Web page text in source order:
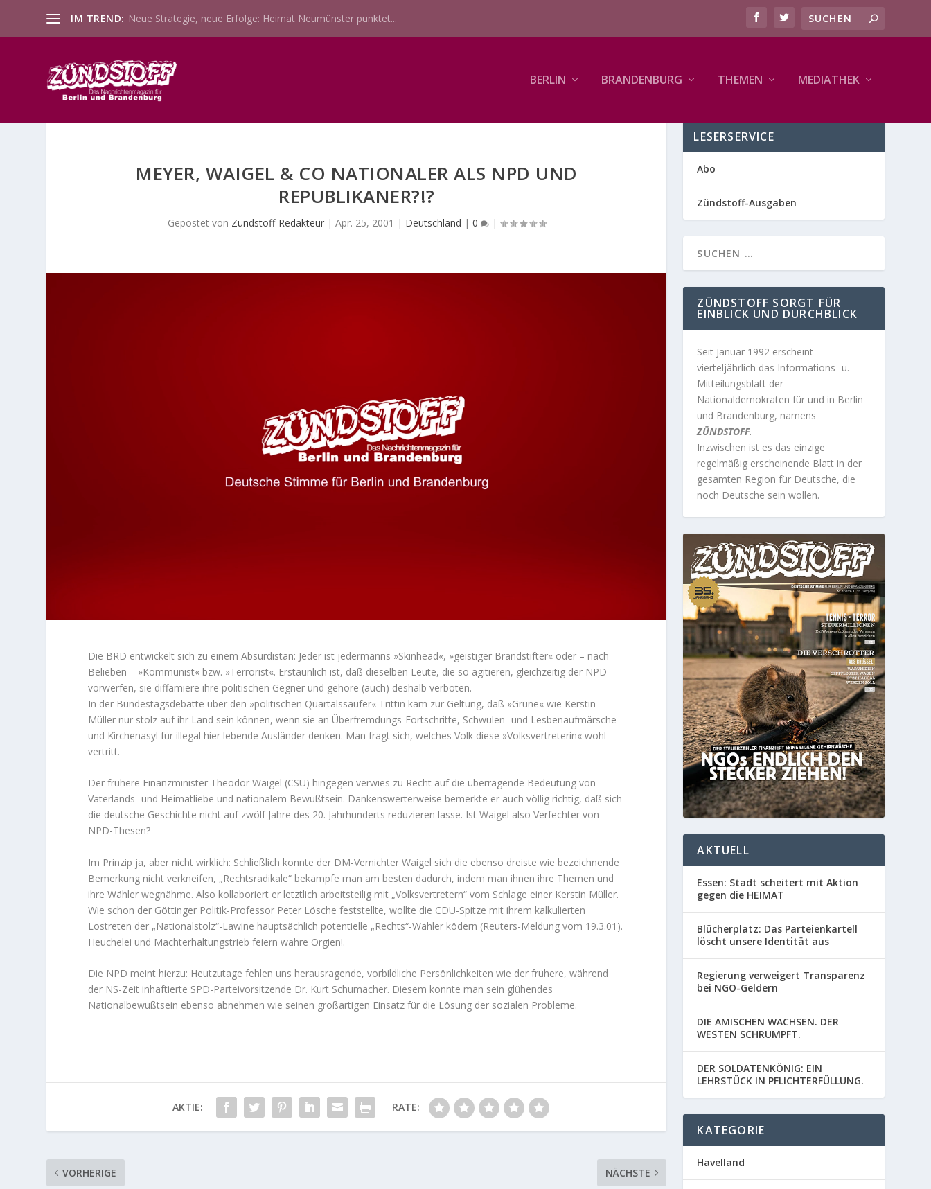
IM TREND: Neue Strategie, neue Erfolge: Heimat Neumünster punktet...
BERLIN BRANDENBURG THEMEN MEDIATHEK
MEYER, WAIGEL & CO NATIONALER ALS NPD UND
REPUBLIKANER?!?
Gepostet von Zündstoff-Redakteur| Apr. 25, 2001 | Deutschland | 0 |
Die BRD entwickelt sich zu einem Absurdistan: Jeder ist jedermanns »Skinhead«, »geistiger Brandstifter« oder – nach
Belieben – »Kommunist« bzw. »Terrorist«. Erstaunlich ist, daß dieselben Leute, die so agitieren, gleichzeitig der NPD
vorwerfen, sie diffamiere ihre politischen Gegner und gehöre (auch) deshalb verboten.
In der Bundestagsdebatte über den »politischen Quartalssäufer« Trittin kam zur Geltung, daß »Grüne« wie Kerstin
Müller nur stolz auf ihr Land sein können, wenn sie an Überfremdungs-Fortschritte, Schwulen- und Lesbenaufmärsche
und Kirchenasyl für illegal hier lebende Ausländer denken. Man fragt sich, welches Volk diese »Volksvertreterin« wohl
vertritt.
Der frühere Finanzminister Theodor Waigel (CSU) hingegen verwies zu Recht auf die überragende Bedeutung von
Vaterlands- und Heimatliebe und nationalem Bewußtsein. Dankenswerterweise bemerkte er auch völlig richtig, daß sich
die deutsche Geschichte nicht auf zwölf Jahre des 20. Jahrhunderts reduzieren lasse. Ist Waigel also Verfechter von
NPD-Thesen?
Im Prinzip ja, aber nicht wirklich: Schließlich konnte der DM-Vernichter Waigel sich die ebenso dreiste wie bezeichnende
Bemerkung nicht verkneifen, „Rechtsradikale“ bekämpfe man am besten dadurch, indem man ihnen ihre Themen und
ihre Wähler wegnähme. Also kollaboriert er letztlich arbeitsteilig mit „Volksvertretern“ vom Schlage einer Kerstin Müller.
Wie schon der Göttinger Politik-Professor Peter Lösche feststellte, wollte die CDU-Spitze mit ihrem kalkulierten
Lostreten der „Nationalstolz“-Lawine hauptsächlich potentielle „Rechts“-Wähler ködern (Reuters-Meldung vom 19.3.01).
Heuchelei und Machterhaltungstrieb feiern wahre Orgien!.
Die NPD meint hierzu: Heutzutage fehlen uns herausragende, vorbildliche Persönlichkeiten wie der frühere, während
der NS-Zeit inhaftierte SPD-Parteivorsitzende Dr. Kurt Schumacher. Diesem konnte man sein glühendes
Nationalbewußtsein ebenso abnehmen wie seinen großartigen Einsatz für die Lösung der sozialen Probleme.
AKTIE: RATE:
VORHERIGE NÄCHSTE
LESERSERVICE
Abo
Zündstoff-Ausgaben
ZÜNDSTOFF SORGT FÜR
EINBLICK UND DURCHBLICK
Seit Januar 1992 erscheint
vierteljährlich das Informations- u.
Mitteilungsblatt der
Nationaldemokraten für und in Berlin
und Brandenburg, namens
ZÜNDSTOFF.
Inzwischen ist es das einzige
regelmäßig erscheinende Blatt in der
gesamten Region für Deutsche, die
noch Deutsche sein wollen.
AKTUELL
Essen: Stadt scheitert mit Aktion
gegen die HEIMAT
Blücherplatz: Das Parteienkartell
löscht unsere Identität aus
Regierung verweigert Transparenz
bei NGO-Geldern
DIE AMISCHEN WACHSEN. DER
WESTEN SCHRUMPFT.
DER SOLDATENKÖNIG: EIN
LEHRSTÜCK IN PFLICHTERFÜLLUNG.
KATEGORIE
Havelland